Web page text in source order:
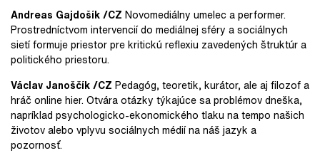
Andreas Gajdošík /CZ Novomediálny umelec a performer.
Prostredníctvom intervencií do mediálnej sféry a sociálnych
sietí formuje priestor pre kritickú reflexiu zavedených štruktúr a
politického priestoru.
Václav Janoščík /CZ Pedagóg, teoretik, kurátor, ale aj filozof a
hráč online hier. Otvára otázky týkajúce sa problémov dneška,
napríklad psychologicko-ekonomického tlaku na tempo našich
životov alebo vplyvu sociálnych médií na náš jazyk a
pozornosť.